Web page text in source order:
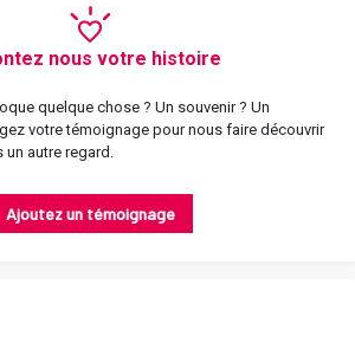
nous votre histoire
quelque chose ? Un souvenir ? Un
votre témoignage pour nous faire découvrir
un autre regard.
Ajoutez un témoignage